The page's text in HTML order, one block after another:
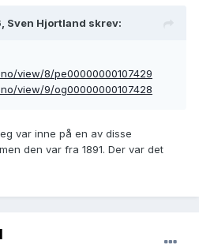
Sven Hjortland skrev:
view/8/pe00000000107429
view/9/og00000000107428
var inne på en av disse
den var fra 1891. Der var det